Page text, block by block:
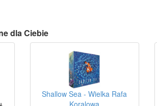
dla Ciebie
Shallow Sea - Wielka Rafa
Koralowa